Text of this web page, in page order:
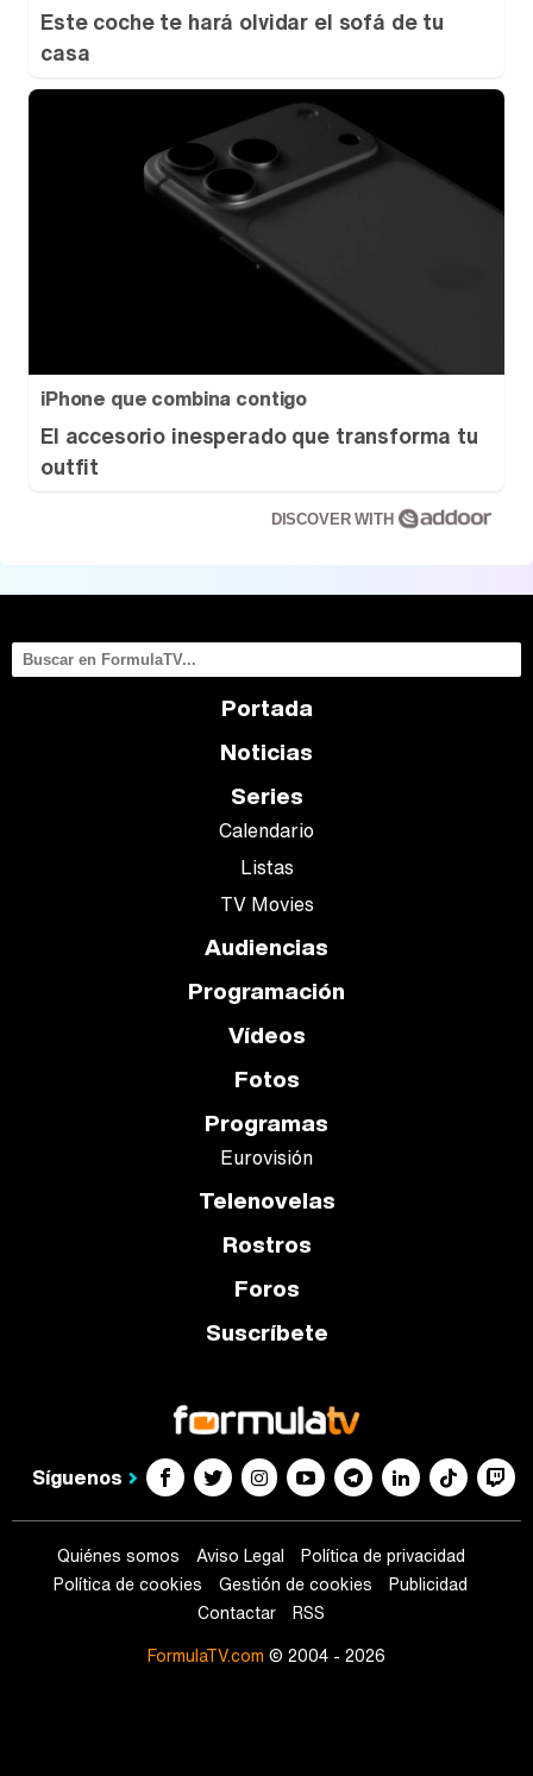
Este coche te hará olvidar el sofá de tu
casa
iPhone que combina contigo
El accesorio inesperado que transforma tu
outfit
DISCOVER WITH
Portada
Noticias
Series
Calendario
Listas
TV Movies
Audiencias
Programación
Vídeos
Fotos
Programas
Eurovisión
Telenovelas
Rostros
Foros
Suscríbete
Síguenos
Quiénes somos Aviso Legal
Política de privacidad
Política de cookies
Gestión de cookies
Publicidad
Contactar
RSS
FormulaTV.com © 2004 - 2026